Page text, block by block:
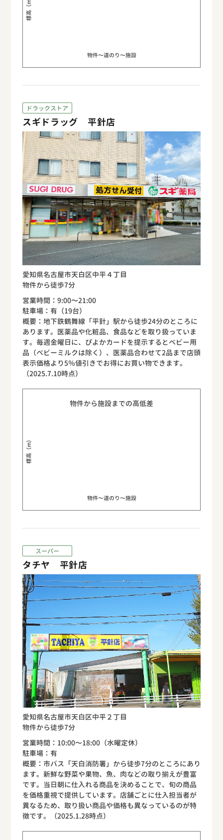
標高（m）
物件〜道のり〜施設
ドラックストア
スギドラッグ 平針店
愛知県名古屋市天白区中平４丁目
物件から徒歩7分
営業時間：9:00〜21:00
駐車場：有（19台）
概要：地下鉄鶴舞線「平針」駅から徒歩24分のところに
あります。医薬品や化粧品、食品などを取り扱っていま
す。毎週金曜日に、ぴよかカードを提示するとベビー用
品（ベビーミルクは除く）、医薬品合わせて2品まで店頭
表示価格より5％値引きでお得にお買い物できます。
（2025.7.10時点）
物件から施設までの高低差
標高（m）
物件〜道のり〜施設
スーパー
タチヤ 平針店
愛知県名古屋市天白区中平２丁目
物件から徒歩7分
営業時間：10:00〜18:00（水曜定休）
駐車場：有
概要：市バス「天白消防署」から徒歩7分のところにあり
ます。新鮮な野菜や果物、魚、肉などの取り揃えが豊富
です。当日朝に仕入れる商品を決めることで、旬の商品
を価格重視で提供しています。店舗ごとに仕入担当者が
異なるため、取り扱い商品や価格も異なっているのが特
徴です。（2025.1.28時点）